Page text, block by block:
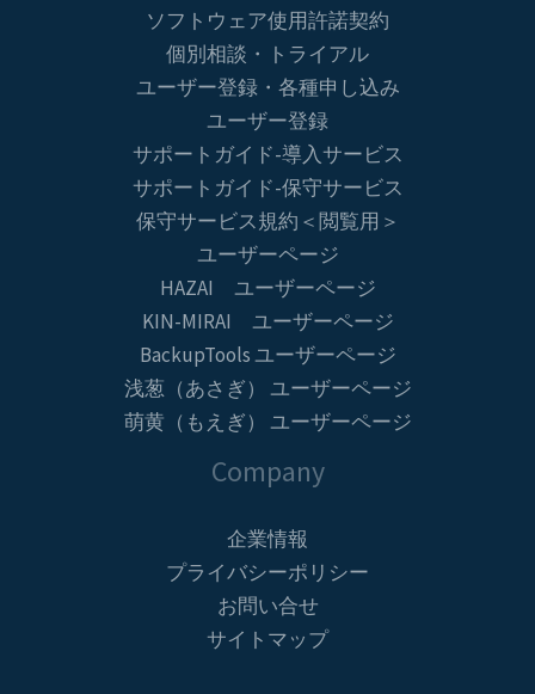
ソフトウェア使用許諾契約
個別相談・トライアル
ユーザー登録・各種申し込み
ユーザー登録
サポートガイド-導入サービス
サポートガイド-保守サービス
保守サービス規約＜閲覧用＞
ユーザーページ
HAZAI ユーザーページ
KIN-MIRAI ユーザーページ
BackupTools ユーザーページ
浅葱（あさぎ） ユーザーページ
萌黄（もえぎ） ユーザーページ
Company
企業情報
プライバシーポリシー
お問い合せ
サイトマップ